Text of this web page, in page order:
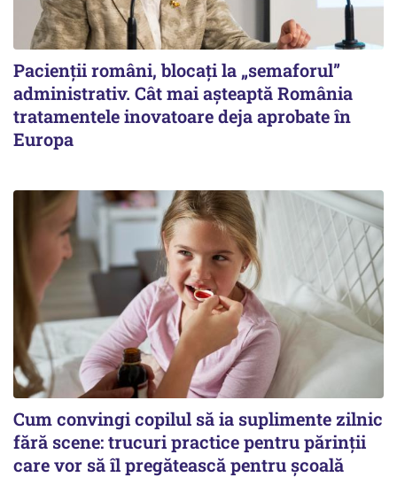
Pacienții români, blocați la „semaforul”
administrativ. Cât mai așteaptă România
tratamentele inovatoare deja aprobate în
Europa
Cum convingi copilul să ia suplimente zilnic
fără scene: trucuri practice pentru părinții
care vor să îl pregătească pentru școală